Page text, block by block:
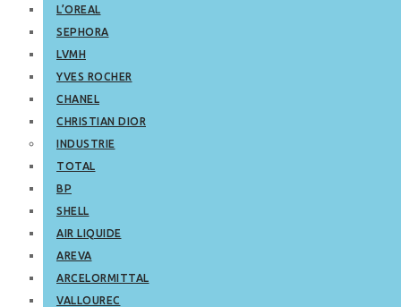
L’OREAL
SEPHORA
LVMH
YVES ROCHER
CHANEL
CHRISTIAN DIOR
INDUSTRIE
TOTAL
BP
SHELL
AIR LIQUIDE
AREVA
ARCELORMITTAL
VALLOUREC